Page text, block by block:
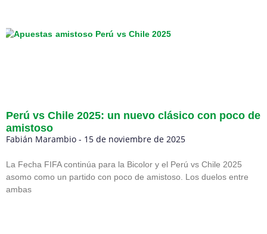
Perú vs Chile 2025: un nuevo clásico con poco de
amistoso
Fabián Marambio 15 de noviembre de 2025
La Fecha FIFA continúa para la Bicolor y el Perú vs Chile 2025
asomo como un partido con poco de amistoso. Los duelos entre
ambas